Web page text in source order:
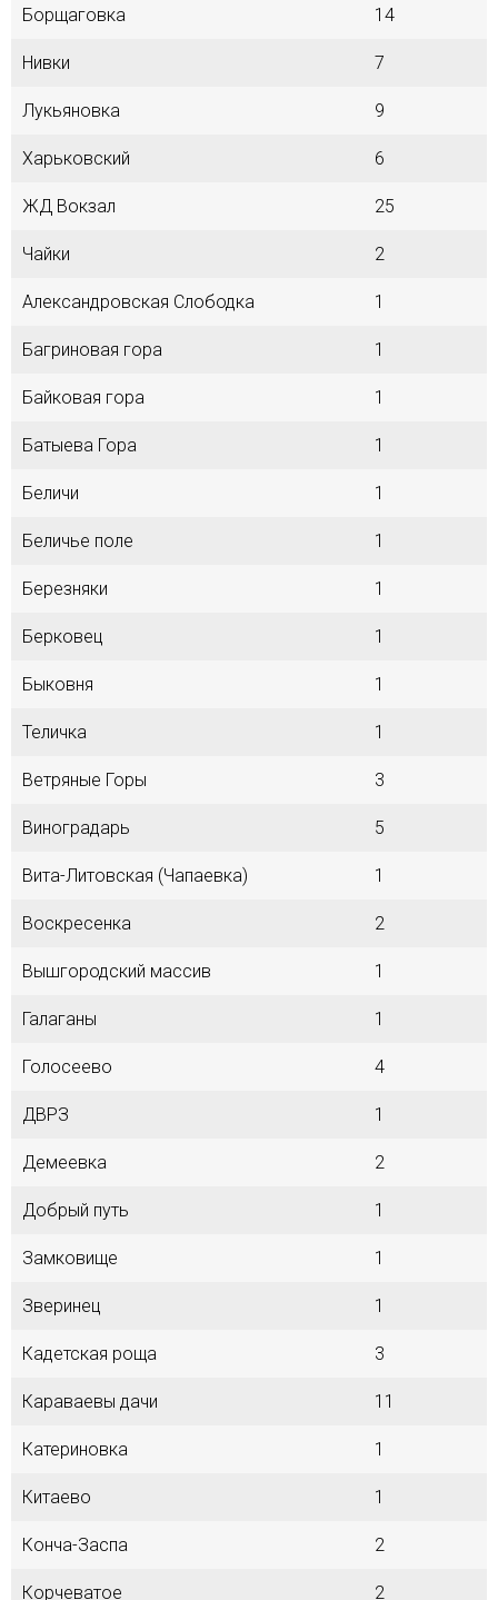
Борщаговка 14
Нивки 7
Лукьяновка 9
Харьковский 6
ЖД Вокзал 25
Чайки 2
Александровская Слободка 1
Багриновая гора 1
Байковая гора 1
Батыева Гора 1
Беличи 1
Беличье поле 1
Березняки 1
Берковец 1
Быковня 1
Теличка 1
Ветряные Горы 3
Виноградарь 5
Вита-Литовская (Чапаевка) 1
Воскресенка 2
Вышгородский массив 1
Галаганы 1
Голосеево 4
ДВРЗ 1
Демеевка 2
Добрый путь 1
Замковище 1
Зверинец 1
Кадетская роща 3
Караваевы дачи 11
Катериновка 1
Китаево 1
Конча-Заспа 2
Корчеватое 2